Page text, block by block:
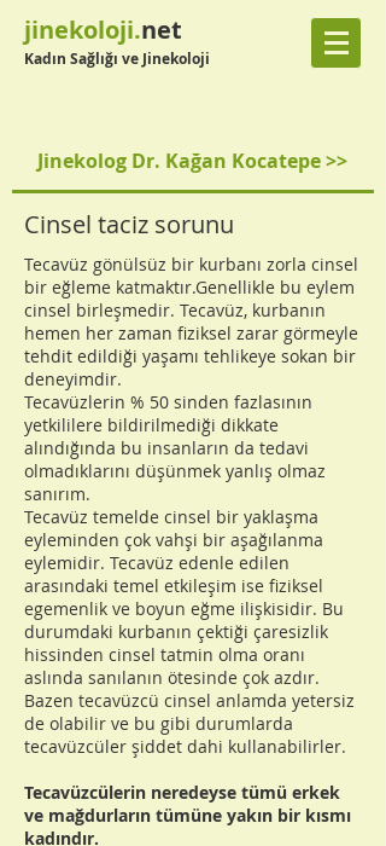
jinekoloji.net
Kadın Sağlığı ve Jinekoloji
Jinekolog Dr. Kağan Kocatepe >>
Cinsel taciz sorunu
Tecavüz gönülsüz bir kurbanı zorla cinsel
bir eğleme katmaktır.Genellikle bu eylem
cinsel birleşmedir. Tecavüz, kurbanın
hemen her zaman fiziksel zarar görmeyle
tehdit edildiği yaşamı tehlikeye sokan bir
deneyimdir.
Tecavüzlerin % 50 sinden fazlasının
yetkililere bildirilmediği dikkate
alındığında bu insanların da tedavi
olmadıklarını düşünmek yanlış olmaz
sanırım.
Tecavüz temelde cinsel bir yaklaşma
eyleminden çok vahşi bir aşağılanma
eylemidir. Tecavüz edenle edilen
arasındaki temel etkileşim ise fiziksel
egemenlik ve boyun eğme ilişkisidir. Bu
durumdaki kurbanın çektiği çaresizlik
hissinden cinsel tatmin olma oranı
aslında sanılanın ötesinde çok azdır.
Bazen tecavüzcü cinsel anlamda yetersiz
de olabilir ve bu gibi durumlarda
tecavüzcüler şiddet dahi kullanabilirler.
Tecavüzcülerin neredeyse tümü erkek
ve mağdurların tümüne yakın bir kısmı
kadındır.